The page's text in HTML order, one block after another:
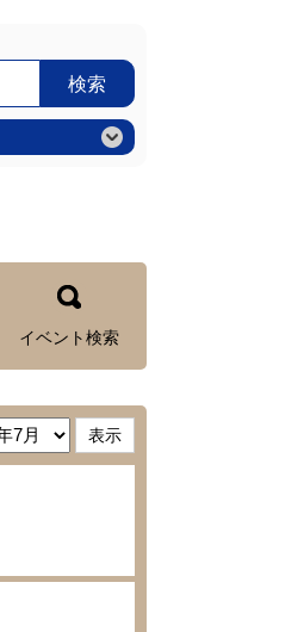
イベント検索